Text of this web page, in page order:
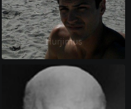
Hurjimus